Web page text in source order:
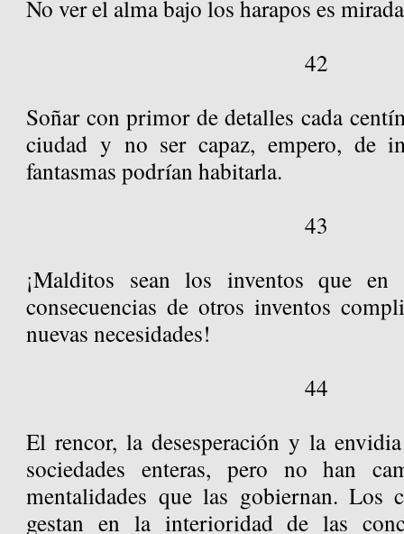
No ver el alma bajo los harapos es
42
Soñar con primor de detalles cada
ciudad y no ser capaz, empero, de
fantasmas podrían habitarla.
43
¡Malditos sean los inventos que
consecuencias de otros inventos
nuevas necesidades!
44
El rencor, la desesperación y la
sociedades enteras, pero no han
mentalidades que las gobiernan. Los
gestan en la interioridad de las